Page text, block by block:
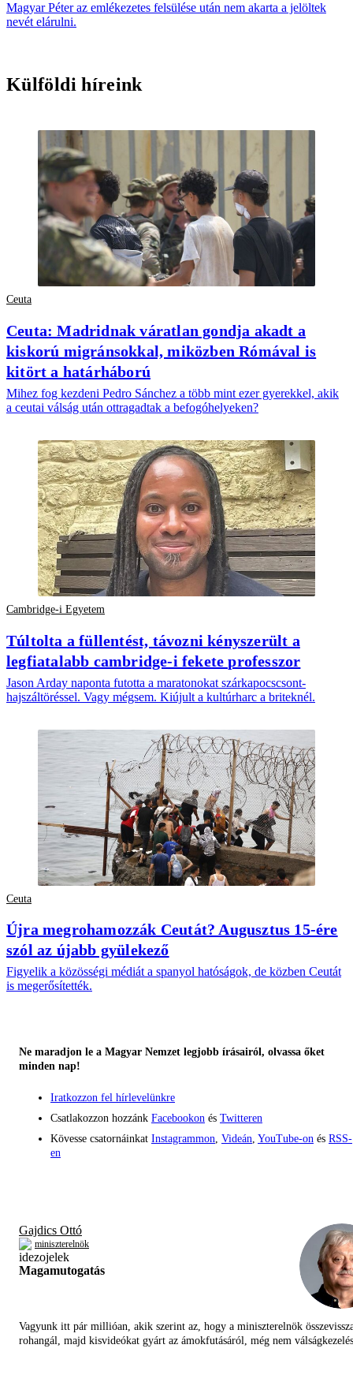
Magyar Péter az emlékezetes felsülése után nem akarta a jelöltek
nevét elárulni.
Külföldi híreink
Ceuta
Ceuta: Madridnak váratlan gondja akadt a
kiskorú migránsokkal, miközben Rómával is
kitört a határháború
Mihez fog kezdeni Pedro Sánchez a több mint ezer gyerekkel, akik
a ceutai válság után ottragadtak a befogóhelyeken?
Cambridge-i Egyetem
Túltolta a füllentést, távozni kényszerült a
legfiatalabb cambridge-i fekete professzor
Jason Arday naponta futotta a maratonokat szárkapocscsont-
hajszáltöréssel. Vagy mégsem. Kiújult a kultúrharc a briteknél.
Ceuta
Újra megrohamozzák Ceutát? Augusztus 15-ére
szól az újabb gyülekező
Figyelik a közösségi médiát a spanyol hatóságok, de közben Ceutát
is megerősítették.
Ne maradjon le a Magyar Nemzet legjobb írásairól, olvassa őket
minden nap!
Iratkozzon fel hírlevelünkre
Csatlakozzon hozzánk Facebookon és Twitteren
Kövesse csatornáinkat Instagrammon, Videán, YouTube-on és RSS-
en
Gajdics Ottó
miniszterelnök
Magamutogatás
Vagyunk itt pár millióan, akik szerint az, hogy a miniszterelnök
rohangál, majd kisvideókat gyárt az ámokfutásáról, még nem